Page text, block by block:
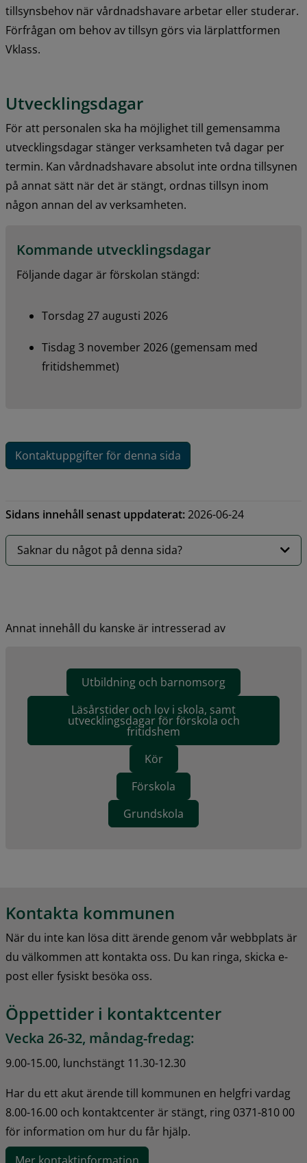
tillsynsbehov när vårdnadshavare arbetar eller studerar.
Förfrågan om behov av tillsyn görs via lärplattformen
Vklass.
Utvecklingsdagar
För att personalen ska ha möjlighet till gemensamma
utvecklingsdagar stänger verksamheten två dagar per
termin. Kan vårdnadshavare absolut inte ordna tillsynen
på annat sätt när det är stängt, ordnas tillsyn inom
någon annan del av verksamheten.
Kommande utvecklingsdagar
Följande dagar är förskolan stängd:
Torsdag 27 augusti 2026
Tisdag 3 november 2026 (gemensam med
fritidshemmet)
Kontaktuppgifter för denna sida
Sidans innehåll senast uppdaterat:2026-06-24
Saknar du något på denna sida?
Annat innehåll du kanske är intresserad av
Utbildning och barnomsorg
Läsårstider och lov i skola, samt
utvecklingsdagar för förskola och
fritidshem
Kör
Förskola
Grundskola
Kontakta kommunen
När du inte kan lösa ditt ärende genom vår webbplats är
du välkommen att kontakta oss. Du kan ringa, skicka e-
post eller fysiskt besöka oss.
Öppettider i kontaktcenter
Vecka 26-32, måndag-fredag:
9.00-15.00, lunchstängt 11.30-12.30
Har du ett akut ärende till kommunen en helgfri vardag
8.00-16.00 och kontaktcenter är stängt, ring 0371-810 00
för information om hur du får hjälp.